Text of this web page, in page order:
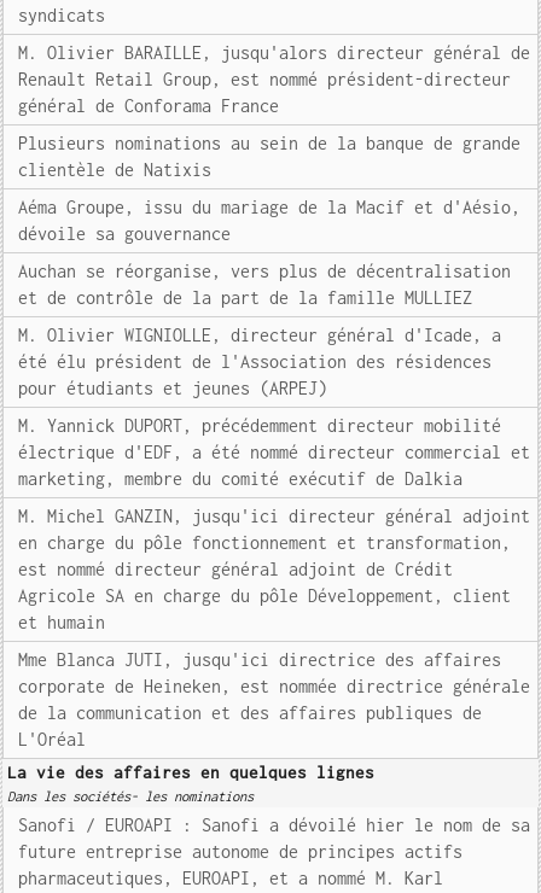
syndicats
M. Olivier BARAILLE, jusqu'alors directeur général de
Renault Retail Group, est nommé président-directeur
général de Conforama France
Plusieurs nominations au sein de la banque de grande
clientèle de Natixis
Aéma Groupe, issu du mariage de la Macif et d'Aésio,
dévoile sa gouvernance
Auchan se réorganise, vers plus de décentralisation
et de contrôle de la part de la famille MULLIEZ
M. Olivier WIGNIOLLE, directeur général d'Icade, a
été élu président de l'Association des résidences
pour étudiants et jeunes (ARPEJ)
M. Yannick DUPORT, précédemment directeur mobilité
électrique d'EDF, a été nommé directeur commercial et
marketing, membre du comité exécutif de Dalkia
M. Michel GANZIN, jusqu'ici directeur général adjoint
en charge du pôle fonctionnement et transformation,
est nommé directeur général adjoint de Crédit
Agricole SA en charge du pôle Développement, client
et humain
Mme Blanca JUTI, jusqu'ici directrice des affaires
corporate de Heineken, est nommée directrice générale
de la communication et des affaires publiques de
L'Oréal
La vie des affaires en quelques lignes
Dans les sociétés- les nominations
Sanofi / EUROAPI : Sanofi a dévoilé hier le nom de sa
future entreprise autonome de principes actifs
pharmaceutiques, EUROAPI, et a nommé M. Karl